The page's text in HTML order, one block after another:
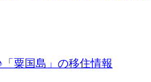
粟国島」の移住情報